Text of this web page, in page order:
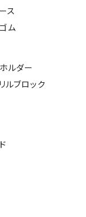
ス
ム
ルダー
ルブロック